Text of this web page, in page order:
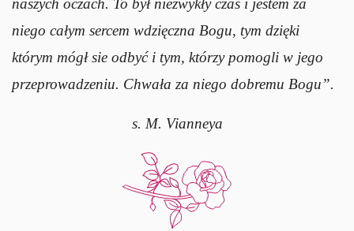
naszych oczach. To był niezwykły czas i jestem za
niego całym sercem wdzięczna Bogu, tym dzięki
którym mógł sie odbyć i tym, którzy pomogli w jego
przeprowadzeniu. Chwała za niego dobremu Bogu”.
s. M. Vianneya